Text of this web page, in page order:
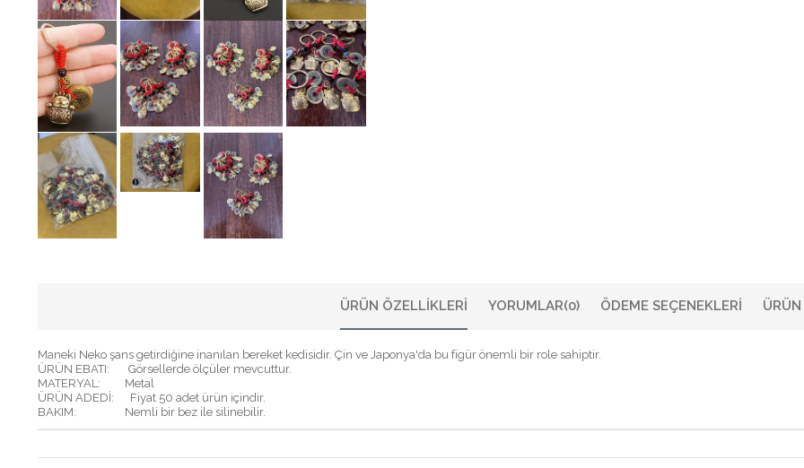
ÜRÜN ÖZELLIKLERI YORUMLAR(0) ÖDEME SEÇENEKLERI
Maneki Neko şans getirdiğine inanılan bereket kedisidir. Çin ve Japonya'da bu figür önemli bir role sahiptir.
ÜRÜN EBATI: Görsellerde ölçüler mevcuttur.
MATERYAL: Metal
ÜRÜN ADEDİ: Fiyat 50 adet ürün içindir.
BAKIM: Nemli bir bez ile silinebilir.